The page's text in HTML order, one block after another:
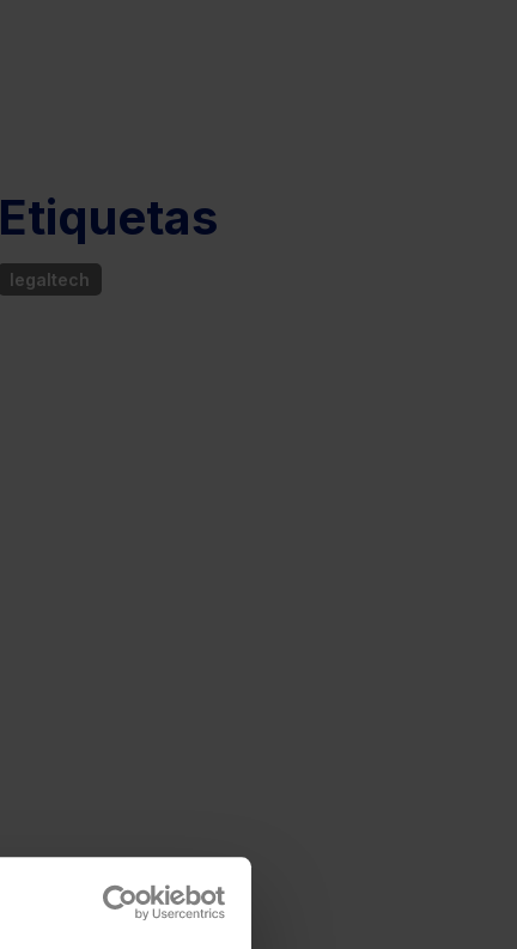
Etiquetas
legaltech